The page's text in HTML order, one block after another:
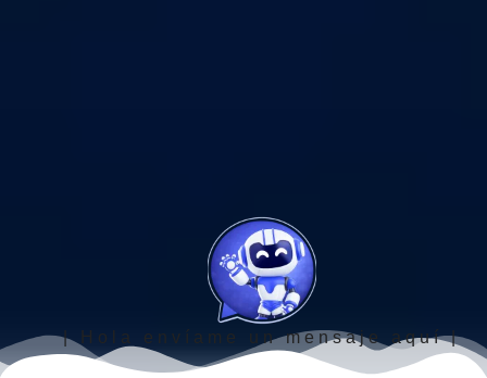
| Hola envíame un mensaje aquí |